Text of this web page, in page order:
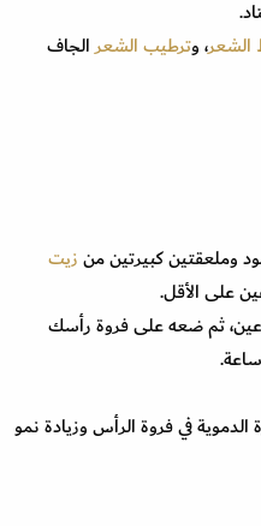
الشعر، وترطيب الشعرالجاف
وملعقتين كبيرتين منزيت
على الأقل.
ثم ضعه على فروة رأسك
في فروة الرأس وزيادة نمو